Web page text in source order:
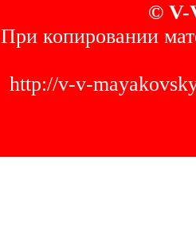
© V-
При копировании
http://v-v-